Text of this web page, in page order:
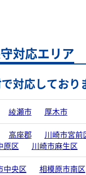
対応エリア
対応しており
綾瀬市 厚木市
高座郡 川崎市宮前
原区
川崎市麻生区
中央区 相模原市南区